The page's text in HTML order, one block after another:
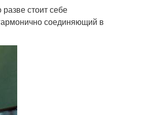
стоит себе
соединяющий в